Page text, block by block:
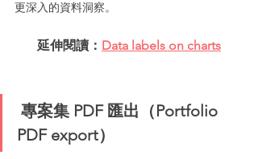
更深入的資料洞察。
延伸閱讀： Data labels on charts
PDF export）